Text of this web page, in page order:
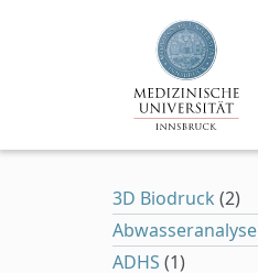
Zum Hauptinhalt springen
3D Biodruck (2)
Abwasseranalyse
ADHS (1)